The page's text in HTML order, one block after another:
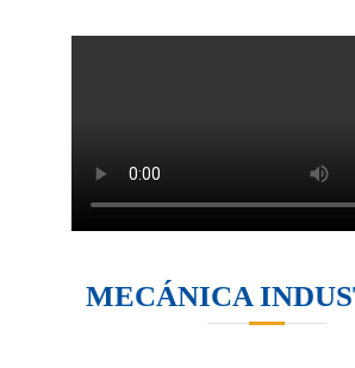
MECÁNICA